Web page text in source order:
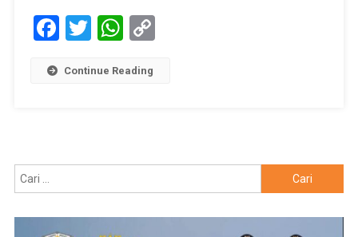
Facebook
TwitterWhatsApp
Copy
Continue Reading
untuk: